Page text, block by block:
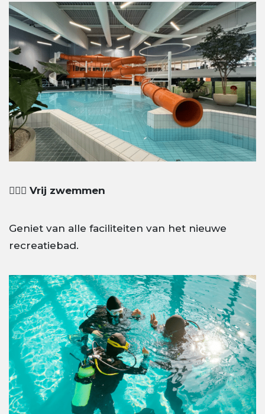
🏊🏼‍♂️ Vrij zwemmen
Geniet van alle faciliteiten van het nieuwe
recreatiebad.